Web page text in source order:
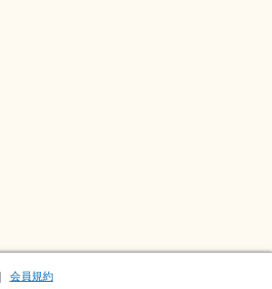
会員規約